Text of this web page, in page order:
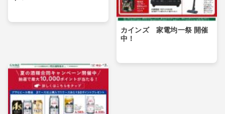
カインズ 家電均一祭 開催
中！